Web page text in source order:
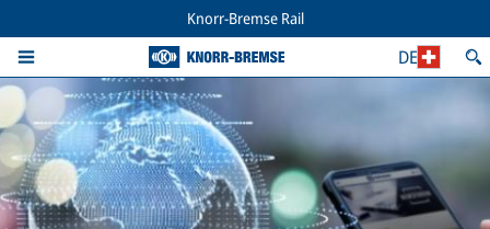
Knorr-Bremse Rail
DE